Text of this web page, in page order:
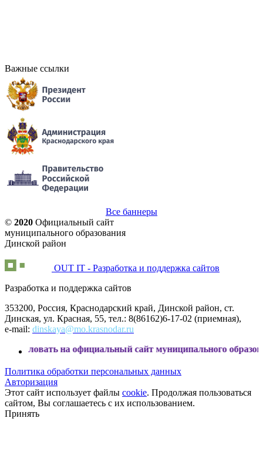
Важные ссылки
Все баннеры
© 2020 Официальный сайт
муниципального образования
Динской район
OUT IT - Разработка и поддержка сайтов
Разработка и поддержка сайтов
353200, Россия, Краснодарский край, Динской район, ст.
Динская, ул. Красная, 55, тел.: 8(86162)6-17-02 (приемная),
e-mail: dinskaya@mo.krasnodar.ru
на официальный сайт муниципального образования
Политика обработки персональных данных
Авторизация
Этот сайт использует файлы cookie. Продолжая пользоваться
сайтом, Вы соглашаетесь с их использованием.
Принять